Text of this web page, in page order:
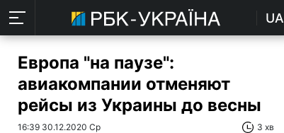
UA
Европа "на паузе":
авиакомпании отменяют
рейсы из Украины до весны
16:39 30.12.2020 Ср 3 хв